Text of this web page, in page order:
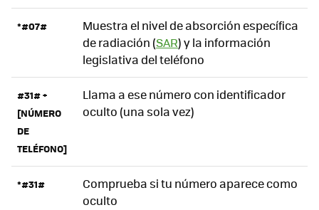
*#07#
Muestra el nivel de absorción específica
de radiación (SAR) y la información
legislativa del teléfono
#31# +
[NÚMERO
DE
TELÉFONO]
Llama a ese número con identificador
oculto (una sola vez)
*#31#
Comprueba si tu número aparece como
oculto